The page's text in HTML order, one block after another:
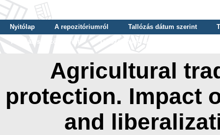
Nyitólap A repozitóriumról Tallózás dátum szerint
Tallózás szerző szerint
Tallózás nyelv szerint
Agricultural
protection. Impact
and